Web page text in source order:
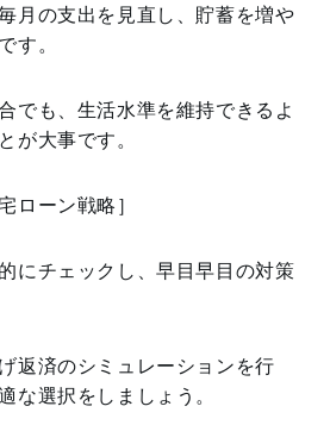
月の支出を見直し、貯蓄を増や
す。
でも、生活水準を維持できるよ
が大事です。
ローン戦略］
にチェックし、早目早目の対策
返済のシミュレーションを行
な選択をしましょう。